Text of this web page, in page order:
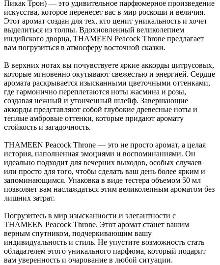
Пикак Трон) — это удивительное парфюмерное произведение
искусства, которое перенесет вас в мир роскоши и величия.
Этот аромат создан для тех, кто ценит уникальность и хочет
выделиться из толпы. Вдохновленный великолепием
индийского дворца, THAMEEN Peacock Throne предлагает
вам погрузиться в атмосферу восточной сказки.
В верхних нотах вы почувствуете яркие аккорды цитрусовых,
которые мгновенно окутывают свежестью и энергией. Сердце
аромата раскрывается изысканными цветочными оттенками,
где гармонично переплетаются ноты жасмина и розы,
создавая нежный и утонченный шлейф. Завершающие
аккорды представляют собой глубокие древесные ноты и
теплые амбровые оттенки, которые придают аромату
стойкость и загадочность.
THAMEEN Peacock Throne — это не просто аромат, а целая
история, наполненная эмоциями и воспоминаниями. Он
идеально подходит для вечерних выходов, особых случаев
или просто для того, чтобы сделать ваш день более ярким и
запоминающимся. Упаковка в виде тестера объемом 50 мл
позволяет вам наслаждаться этим великолепным ароматом без
лишних затрат.
Погрузитесь в мир изысканности и элегантности с
THAMEEN Peacock Throne. Этот аромат станет вашим
верным спутником, подчеркивающим вашу
индивидуальность и стиль. Не упустите возможность стать
обладателем этого уникального парфюма, который подарит
вам уверенность и очарование в любой ситуации.